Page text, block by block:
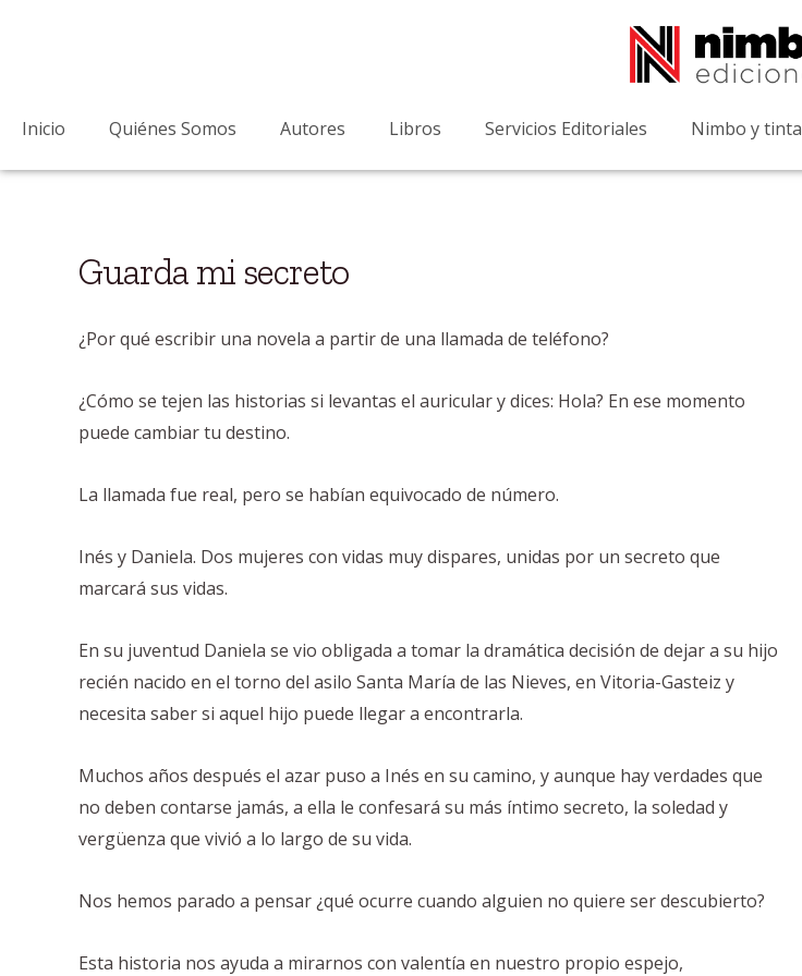
Inicio Quiénes Somos Autores Libros Servicios Editoriales Nimbo y tinta
Guarda mi secreto
¿Por qué escribir una novela a partir de una llamada de teléfono?
¿Cómo se tejen las historias si levantas el auricular y dices: Hola? En ese momento
puede cambiar tu destino.
La llamada fue real, pero se habían equivocado de número.
Inés y Daniela. Dos mujeres con vidas muy dispares, unidas por un secreto que
marcará sus vidas.
En su juventud Daniela se vio obligada a tomar la dramática decisión de dejar a su hijo
recién nacido en el torno del asilo Santa María de las Nieves, en Vitoria-Gasteiz y
necesita saber si aquel hijo puede llegar a encontrarla.
Muchos años después el azar puso a Inés en su camino, y aunque hay verdades que
no deben contarse jamás, a ella le confesará su más íntimo secreto, la soledad y
vergüenza que vivió a lo largo de su vida.
Nos hemos parado a pensar ¿qué ocurre cuando alguien no quiere ser descubierto?
Esta historia nos ayuda a mirarnos con valentía en nuestro propio espejo,